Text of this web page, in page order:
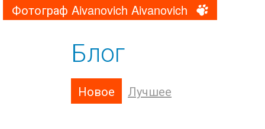
Фотограф Aivanovich Aivanovich
Блог
Новое Лучшее